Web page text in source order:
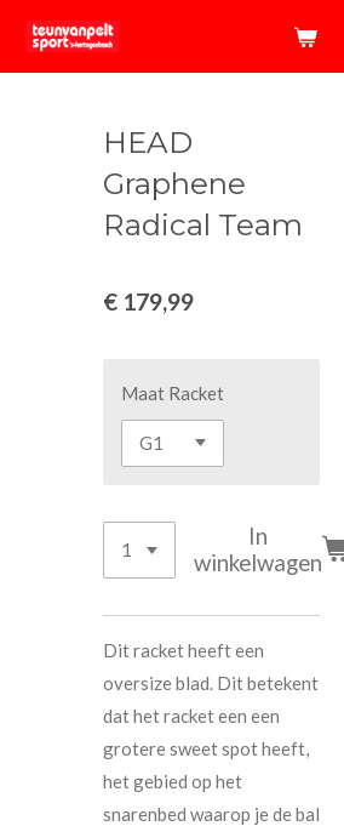
HEAD
Graphene
Radical Team
€ 179,99
Maat Racket
In
winkelwagen
Dit racket heeft een
oversize blad. Dit betekent
dat het racket een een
grotere sweet spot heeft,
het gebied op het
snarenbed waarop je de bal